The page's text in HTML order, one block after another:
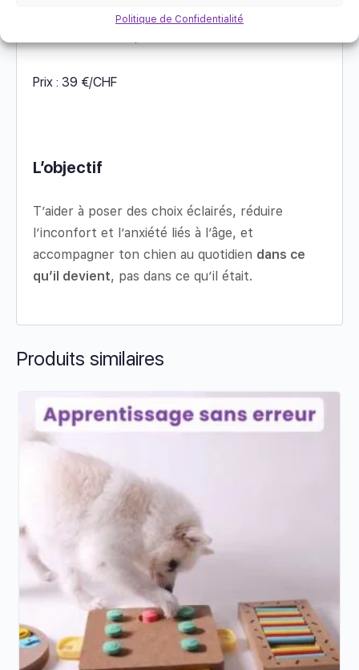
Politique de Confidentialité
Prix : 39 €/CHF
L’objectif
T’aider à poser des choix éclairés, réduire
l’inconfort et l’anxiété liés à l’âge, et
accompagner ton chien au quotidien dans ce
qu’il devient, pas dans ce qu’il était.
Produits similaires